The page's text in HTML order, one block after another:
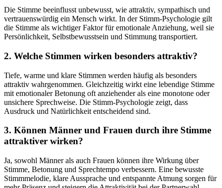
Die Stimme beeinflusst unbewusst, wie attraktiv, sympathisch und
vertrauenswürdig ein Mensch wirkt. In der Stimm-Psychologie gilt
die Stimme als wichtiger Faktor für emotionale Anziehung, weil sie
Persönlichkeit, Selbstbewusstsein und Stimmung transportiert.
2. Welche Stimmen wirken besonders attraktiv?
Tiefe, warme und klare Stimmen werden häufig als besonders
attraktiv wahrgenommen. Gleichzeitig wirkt eine lebendige Stimme
mit emotionaler Betonung oft anziehender als eine monotone oder
unsichere Sprechweise. Die Stimm-Psychologie zeigt, dass
Ausdruck und Natürlichkeit entscheidend sind.
3. Können Männer und Frauen durch ihre Stimme
attraktiver wirken?
Ja, sowohl Männer als auch Frauen können ihre Wirkung über
Stimme, Betonung und Sprechtempo verbessern. Eine bewusste
Stimmmelodie, klare Aussprache und entspannte Atmung sorgen für